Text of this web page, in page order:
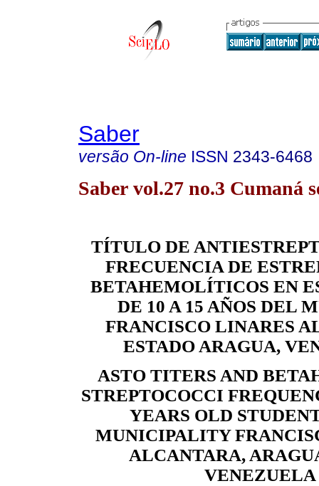
Saber
versão On-line ISSN 2343-6468
Saber vol.27 no.3 Cumaná
TÍTULO DE
FRECUENCIA DE
BETAHEMOLÍTICOS EN
DE 10 A 15 AÑOS DEL
FRANCISCO LINARES
ESTADO ARAGUA,
ASTO TITERS AND
STREPTOCOCCI
YEARS OLD
MUNICIPALITY
ALCANTARA,
VENEZUELA